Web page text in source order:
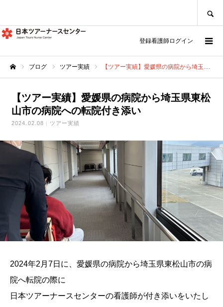
登録看護師ログイン
ブログ ツアー実績 【ツアー実績】愛媛県の病院から埼玉県東松山市の病院への転院付き添い
【ツアー実績】愛媛県の病院から埼玉県東松
山市の病院への転院付き添い
2024.02.08 ツアー実績
2024年2月7日に、愛媛県の病院から埼玉県東松山市の病
院へ転院の際に
日本ツアーナースセンターの看護師が付き添いをいたし